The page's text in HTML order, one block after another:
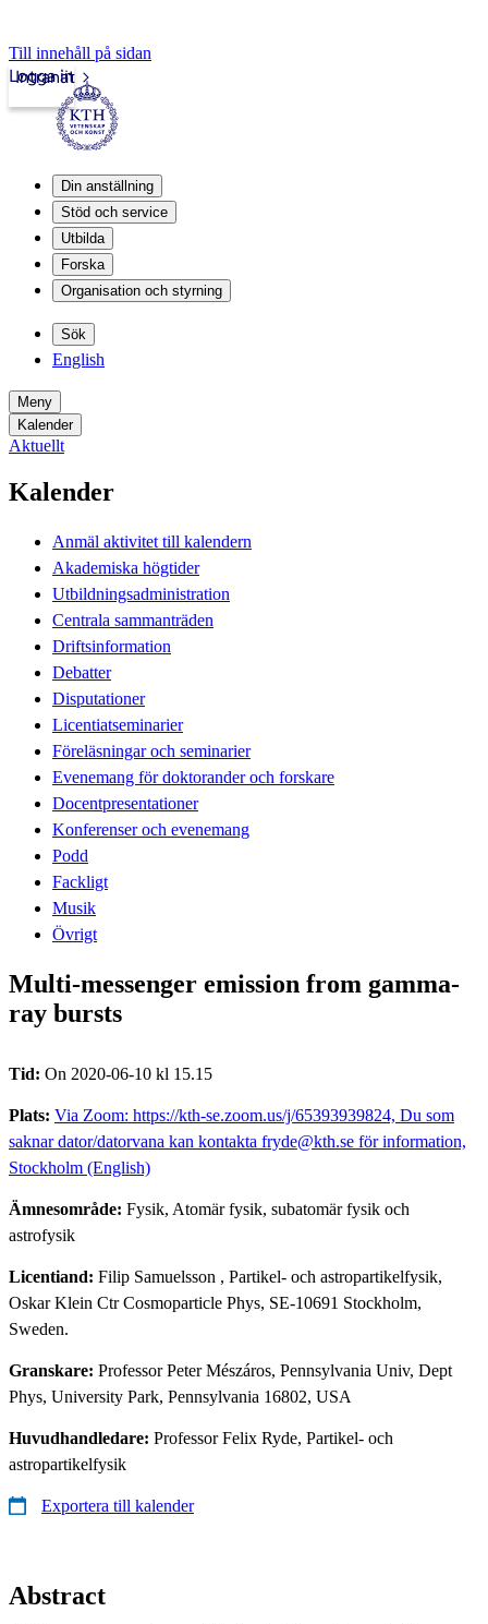
Till innehåll på sidan
Intranät
Logga in
Din anställning
Stöd och service
Utbilda
Forska
Organisation och styrning
Sök
English
Meny
Kalender
Aktuellt
Kalender
Anmäl aktivitet till kalendern
Akademiska högtider
Utbildningsadministration
Centrala sammanträden
Driftsinformation
Debatter
Disputationer
Licentiatseminarier
Föreläsningar och seminarier
Evenemang för doktorander och forskare
Docentpresentationer
Konferenser och evenemang
Podd
Fackligt
Musik
Övrigt
Multi-messenger emission from gamma-
ray bursts
Tid: On 2020-06-10 kl 15.15
Plats: Via Zoom: https://kth-se.zoom.us/j/65393939824, Du som
saknar dator/datorvana kan kontakta fryde@kth.se för information,
Stockholm (English)
Ämnesområde: Fysik, Atomär fysik, subatomär fysik och
astrofysik
Licentiand: Filip Samuelsson , Partikel- och astropartikelfysik,
Oskar Klein Ctr Cosmoparticle Phys, SE-10691 Stockholm,
Sweden.
Granskare: Professor Peter Mészáros, Pennsylvania Univ, Dept
Phys, University Park, Pennsylvania 16802, USA
Huvudhandledare: Professor Felix Ryde, Partikel- och
astropartikelfysik
Exportera till kalender
Abstract